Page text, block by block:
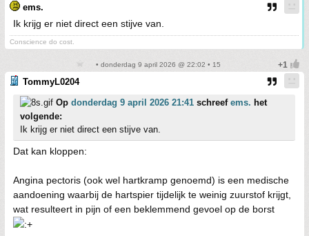
ems.
Ik krijg er niet direct een stijve van.
Conscience do cost.
• donderdag 9 april 2026 @ 22:02 • 15
TommyL0204
Op donderdag 9 april 2026 21:41 schreef ems. het
volgende:
Ik krijg er niet direct een stijve van.
Dat kan kloppen:
Angina pectoris (ook wel hartkramp genoemd) is een medische
aandoening waarbij de hartspier tijdelijk te weinig zuurstof krijgt,
wat resulteert in pijn of een beklemmend gevoel op de borst